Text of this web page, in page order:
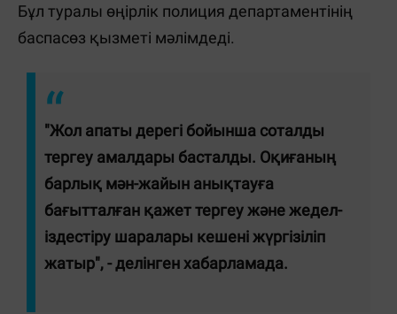
Бұл туралы өңірлік полиция департаментінің
баспасөз қызметі мәлімдеді.
"Жол апаты дерегі бойынша соталды
тергеу амалдары басталды. Оқиғаның
барлық мән-жайын анықтауға
бағытталған қажет тергеу және жедел-
іздестіру шаралары кешені жүргізіліп
жатыр", - делінген хабарламада.